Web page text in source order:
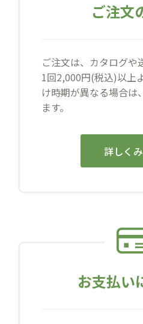
ご注文
ご注文は、カタログや
1回2,000円(税込)以上
け時期が異なる場合は
ます。
詳しく
お支払い